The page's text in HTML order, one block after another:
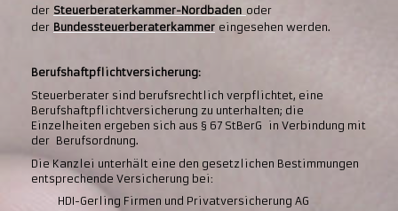
der Steuerberaterkammer-Nordbaden oder
der Bundessteuerberaterkammer eingesehen werden.
Berufshaftpflichtversicherung:
Steuerberater sind berufsrechtlich verpflichtet, eine
Berufshaftpflichtversicherung zu unterhalten; die
Einzelheiten ergeben sich aus § 67 StBerG in Verbindung mit
der Berufsordnung.
Die Kanzlei unterhält eine den gesetzlichen Bestimmungen
entsprechende Versicherung bei:
HDI-Gerling Firmen und Privatversicherung AG